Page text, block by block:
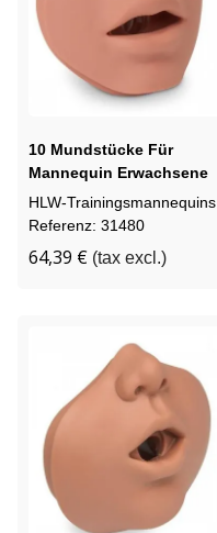
10 Mundstücke Für
Mannequin Erwachsene
RCP Brad
HLW-Trainingsmannequins
Referenz: 31480
64,39 € (tax excl.)